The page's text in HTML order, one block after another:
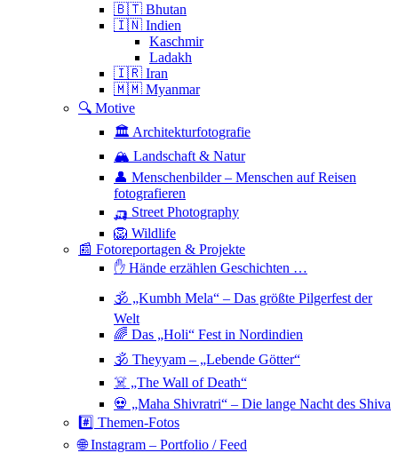
🇧🇹 Bhutan
🇮🇳 Indien
Kaschmir
Ladakh
🇮🇷 Iran
🇲🇲 Myanmar
🔍 Motive
🏛 Architekturfotografie
🏔 Landschaft & Natur
👤 Menschenbilder – Menschen auf Reisen
fotografieren
🛺 Street Photography
🦁 Wildlife
📰 Fotoreportagen & Projekte
✋ Hände erzählen Geschichten …
🕉 „Kumbh Mela“ – Das größte Pilgerfest der
Welt
🌈 Das „Holi“ Fest in Nordindien
🕉 Theyyam – „Lebende Götter“
☠️ „The Wall of Death“
💀 „Maha Shivratri“ – Die lange Nacht des Shiva
#️⃣ Themen-Fotos
🌐 Instagram – Portfolio / Feed